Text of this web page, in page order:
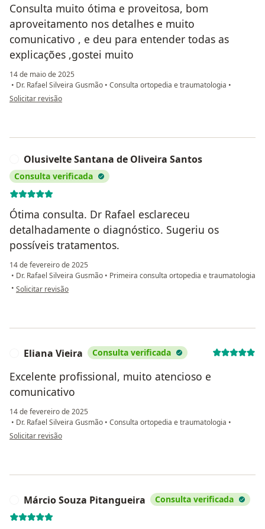
Consulta muito ótima e proveitosa, bom
aproveitamento nos detalhes e muito
comunicativo , e deu para entender todas as
explicações ,gostei muito
14 de maio de 2025
• Dr. Rafael Silveira Gusmão • Consulta ortopedia e traumatologia •
na opinião do utilizador Washington Evangelista
Solicitar revisão
Olusivelte Santana de Oliveira Santos
Consulta verificada
Ótima consulta. Dr Rafael esclareceu
detalhadamente o diagnóstico. Sugeriu os
possíveis tratamentos.
14 de fevereiro de 2025
• Dr. Rafael Silveira Gusmão • Primeira consulta ortopedia e traumatologia
• na opinião do utilizador Olusivelte Santana de Oliveira Santos
Solicitar revisão
Eliana Vieira Consulta verificada
Excelente profissional, muito atencioso e
comunicativo
14 de fevereiro de 2025
• Dr. Rafael Silveira Gusmão • Consulta ortopedia e traumatologia •
na opinião do utilizador Eliana Vieira
Solicitar revisão
Márcio Souza Pitangueira Consulta verificada